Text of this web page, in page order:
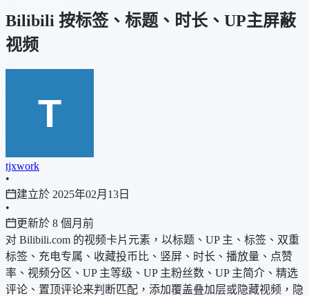
Bilibili 按标签、标题、时长、UP主屏蔽
视频
tjxwork
•
建立於 2025年02月13日
•
更新於 8 個月前
对 Bilibili.com 的视频卡片元素，以标题、UP 主、标签、双重
标签、充电专属、收藏投币比、竖屏、时长、播放量、点赞
率、视频分区、UP 主等级、UP 主粉丝数、UP 主简介、精选
评论、置顶评论来判断匹配，添加覆盖叠加层或隐藏视频，隐